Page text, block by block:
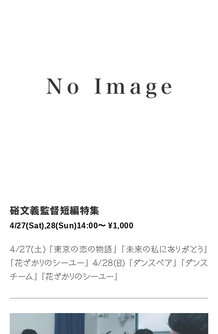
硲文義監督短編特集
4/27(Sat),28(Sun)14:00〜 ¥1,000
4/27(土) 『東京の恋の物語』 『未来の私にありがとう』
『花ざかりのシーユー』 4/28(日) 『ダンスペア』 『ダンス
チーム』 『花ざかりのシーユー』